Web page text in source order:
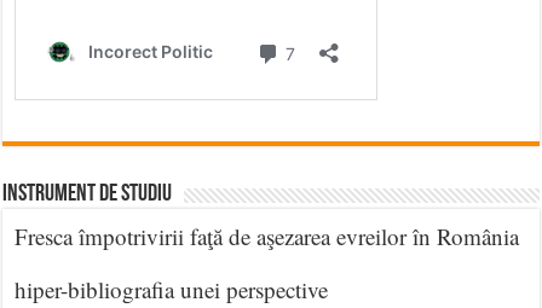
INSTRUMENT DE STUDIU
Fresca împotrivirii faţă de aşezarea evreilor în România
hiper-bibliografia unei perspective